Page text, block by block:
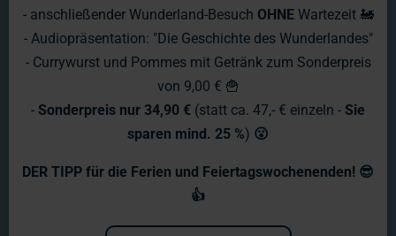
- anschließender Wunderland-Besuch OHNE Wartezeit 🚂
- Audiopräsentation: "Die Geschichte des Wunderlandes"
- Currywurst und Pommes mit Getränk zum Sonderpreis
von 9,00 € 🍟
- Sonderpreis nur 34,90 € (statt ca. 47,- € einzeln - Sie
sparen mind. 25 %) 😮
DER TIPP für die Ferien und Feiertagswochenenden! 😎
👍